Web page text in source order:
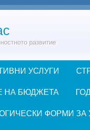
развитие
УСЛУГИ
НА БЮДЖЕТА
ФОРМИ ЗА